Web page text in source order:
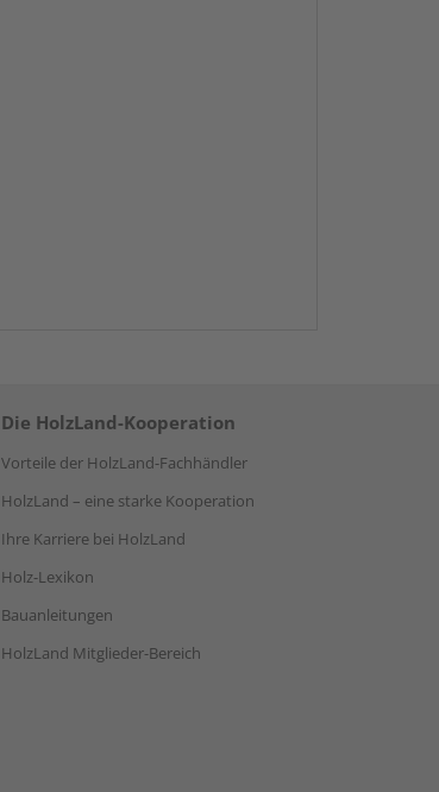
Die HolzLand-Kooperation
Vorteile der HolzLand-Fachhändler
HolzLand – eine starke Kooperation
Ihre Karriere bei HolzLand
Holz-Lexikon
Bauanleitungen
HolzLand Mitglieder-Bereich